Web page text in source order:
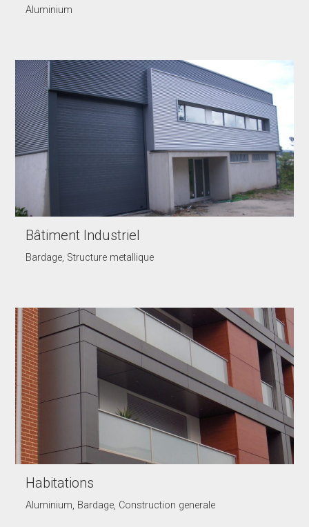
Aluminium
Bâtiment Industriel
Bardage, Structure metallique
Habitations
Aluminium, Bardage, Construction generale